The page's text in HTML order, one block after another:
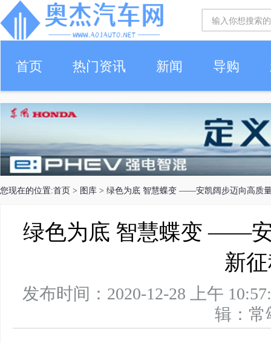
首页 热门资讯 新闻 导购
您现在的位置:首页 > 图库 > 绿色为底 智慧蝶变 ——安凯阔步迈向高质
绿色为底 智慧蝶变 ——
新
发布时间：2020-12-28 上午
辑：